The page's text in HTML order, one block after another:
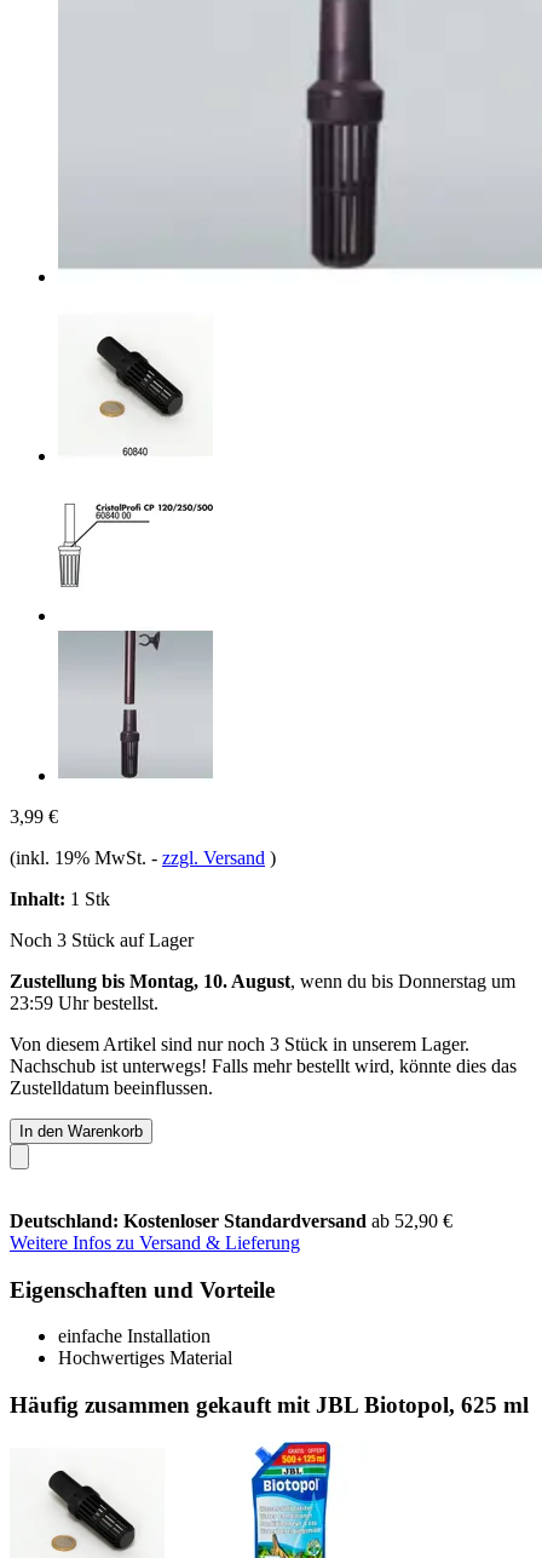
3,99 €
(inkl. 19% MwSt. - zzgl. Versand )
Inhalt: 1 Stk
Noch 3 Stück auf Lager
Zustellung bis Montag, 10. August, wenn du bis Donnerstag um
23:59 Uhrbestellst.
Von diesem Artikel sind nur noch 3 Stück in unserem Lager.
Nachschub ist unterwegs! Falls mehr bestellt wird, könnte dies das
Zustelldatum beeinflussen.
In den Warenkorb
Deutschland: Kostenloser Standardversand ab 52,90 €
Weitere Infos zu Versand & Lieferung
Eigenschaften und Vorteile
einfache Installation
Hochwertiges Material
Häufig zusammen gekauft mit JBL Biotopol, 625 ml